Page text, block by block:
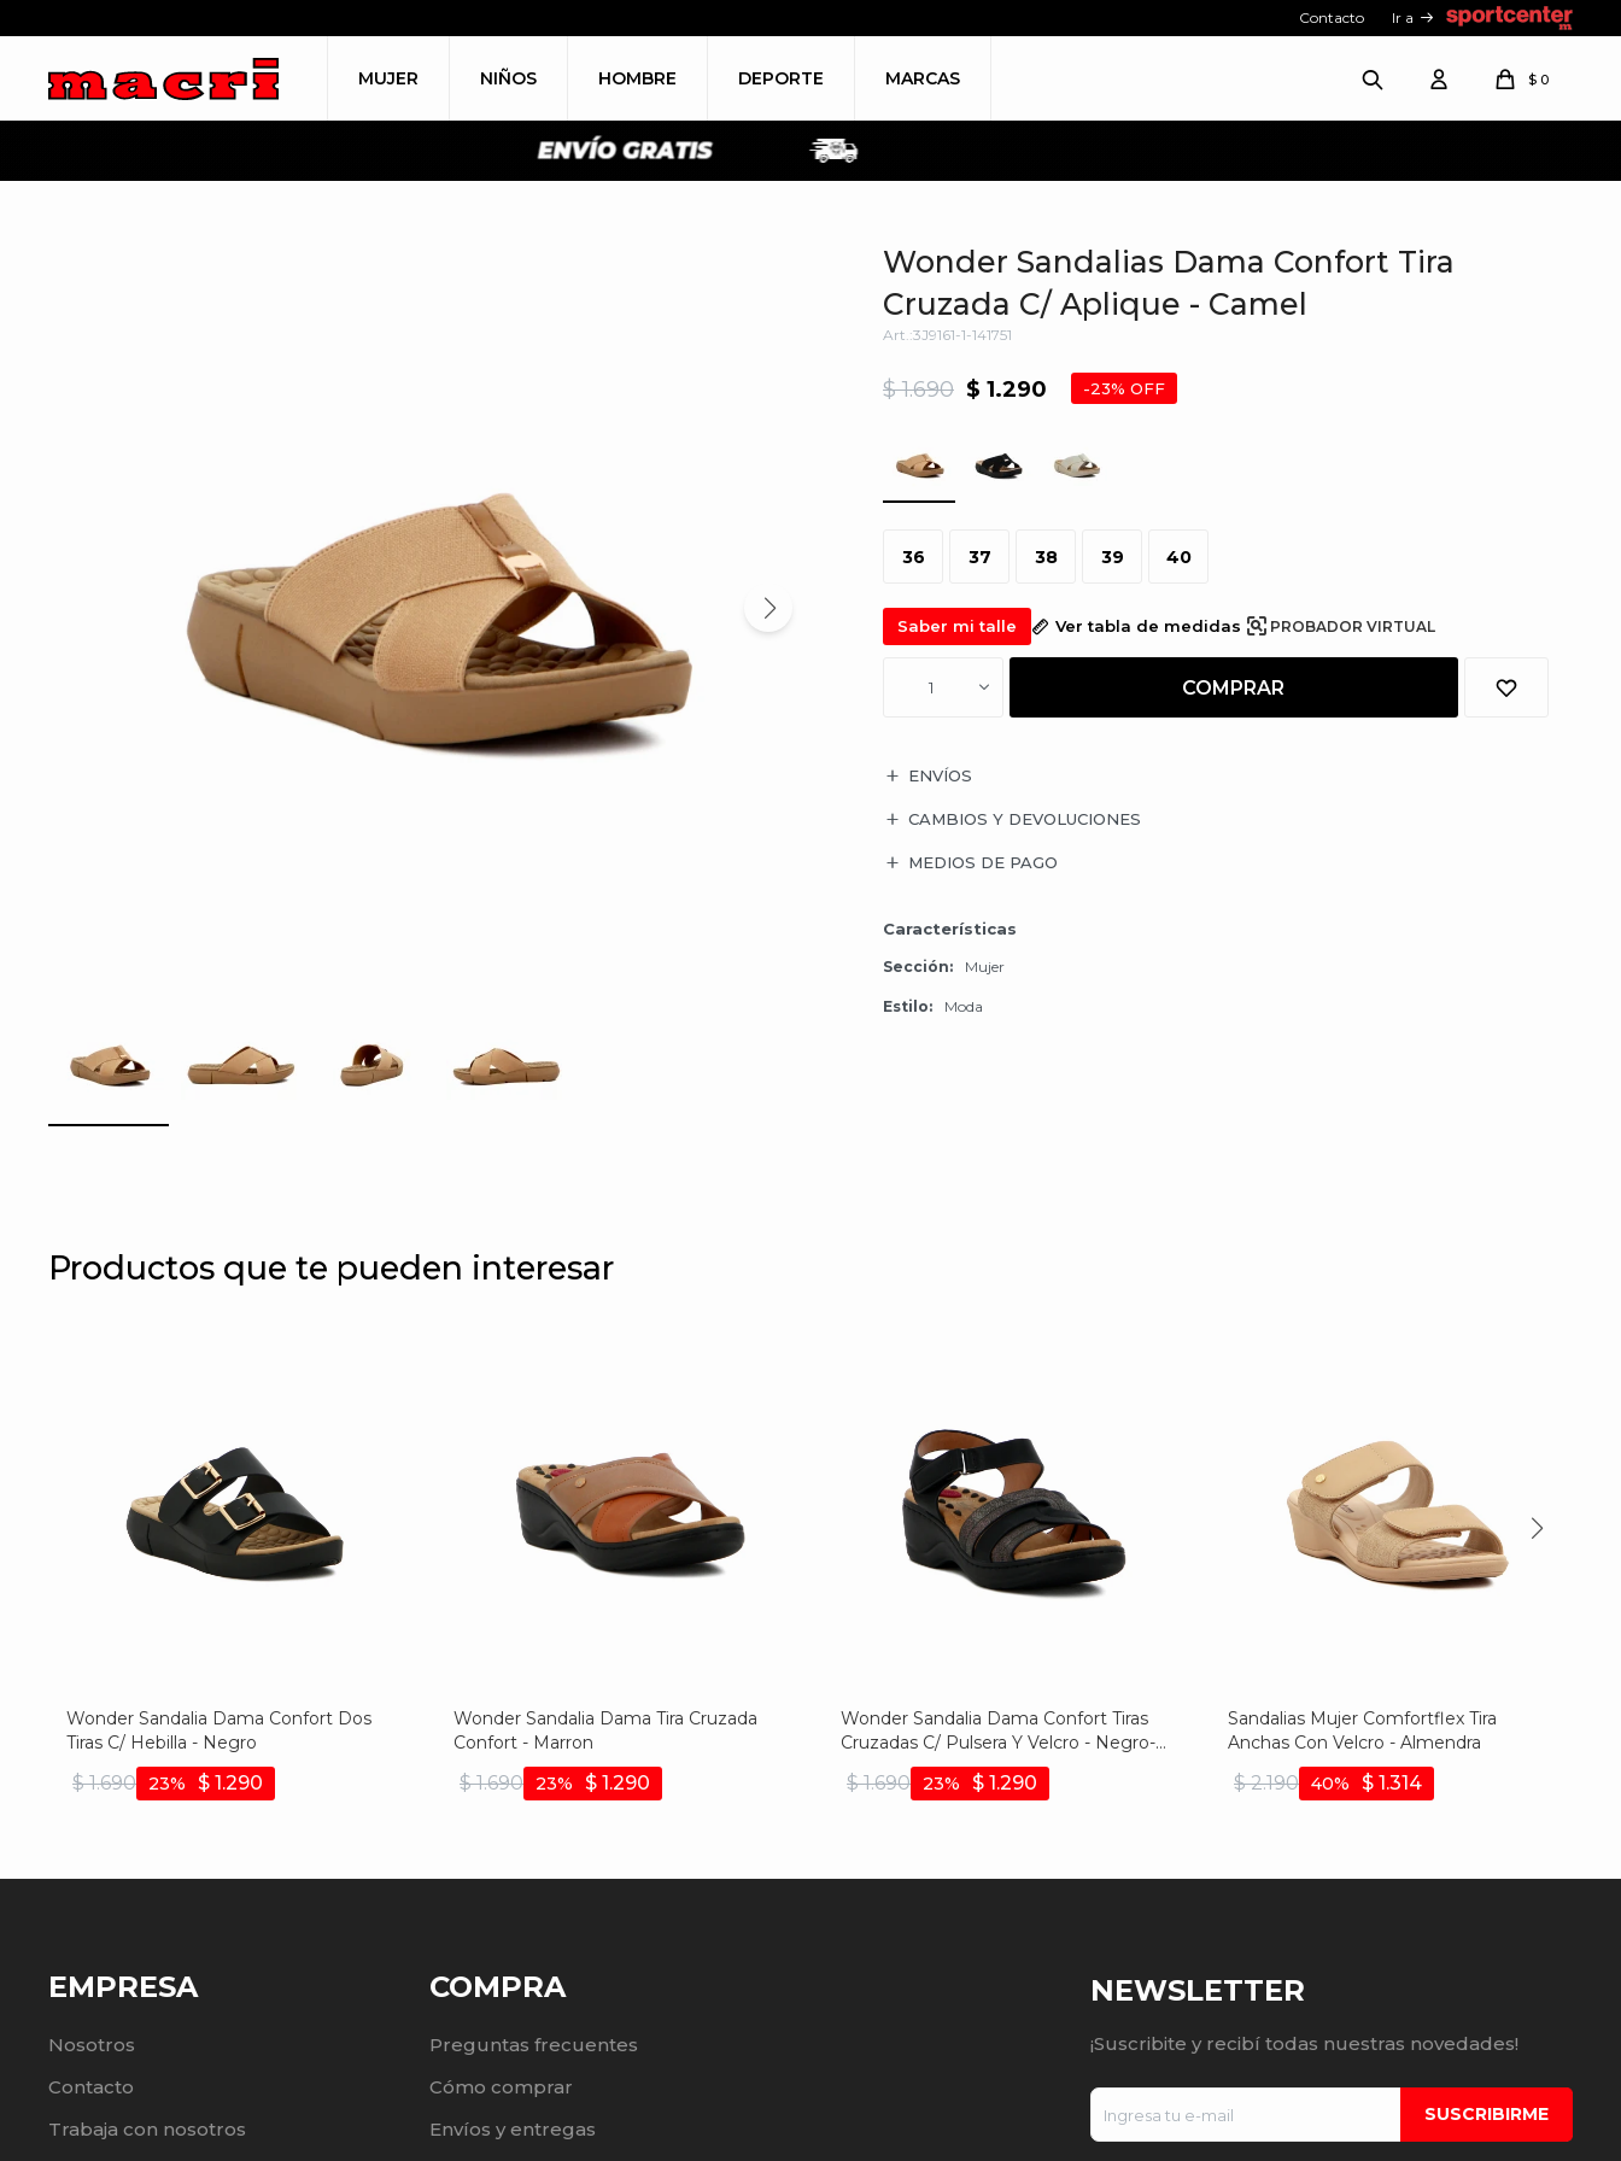
MUJER NIÑOS HOMBRE DEPORTE MARCAS $ 0
Contacto Ir a
Wonder Sandalias Dama Confort Tira
Cruzada C/ Aplique - Camel
3J9161-1-141751
$ 1.290
$ 1.690 23
36 37 38 39 40
Saber mi talle Ver tabla de medidas PROBADOR VIRTUAL
1 COMPRAR
ENVÍOS
CAMBIOS Y DEVOLUCIONES
MEDIOS DE PAGO
Características
Sección Mujer
Estilo Moda
Productos que te pueden interesar
Wonder Sandalia Dama Confort Dos
Tiras C/ Hebilla - Negro
$ 1.690 $ 1.290
23
Wonder Sandalia Dama Tira Cruzada
Confort - Marron
$ 1.690 $ 1.290
23
Wonder Sandalia Dama Confort Tiras
Cruzadas C/ Pulsera Y Velcro - Negro-
$ 1.690 $ 1.290
23
Sandalias Mujer Comfortflex Tira
Anchas Con Velcro - Almendra
$ 2.190 $ 1.314
40
EMPRESA
Nosotros
Contacto
Trabaja con nosotros
COMPRA
Preguntas frecuentes
Cómo comprar
Envíos y entregas
NEWSLETTER
¡Suscribite y recibí todas nuestras novedades!
SUSCRIBIRME